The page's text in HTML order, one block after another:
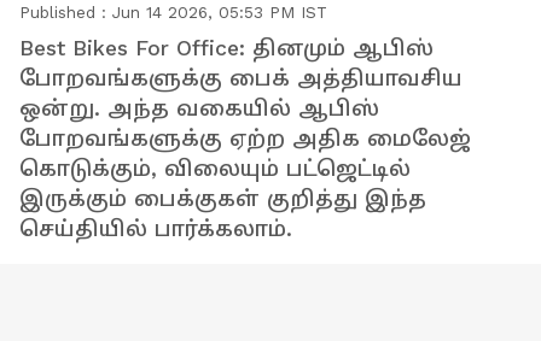
Published : Jun 14 2026, 05:53 PM IST
Best Bikes For Office: தினமும் ஆபிஸ்
போறவங்களுக்கு பைக் அத்தியாவசிய
ஒன்று. அந்த வகையில் ஆபிஸ்
போறவங்களுக்கு ஏற்ற அதிக மைலேஜ்
கொடுக்கும், விலையும் பட்ஜெட்டில்
இருக்கும் பைக்குகள் குறித்து இந்த
செய்தியில் பார்க்கலாம்.